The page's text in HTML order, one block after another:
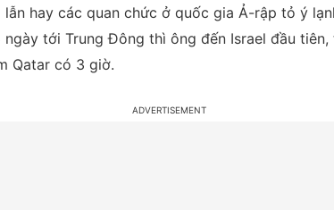
lẫn hay các quan chức ở quốc gia Ả-rập tỏ ý
ngày tới Trung Đông thì ông đến Israel đầu
Qatar có 3 giờ.